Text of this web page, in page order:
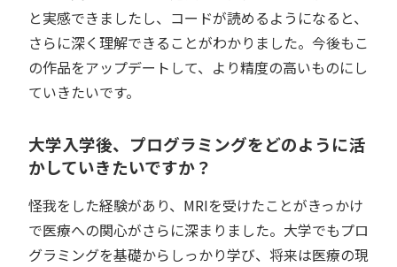
と実感できましたし、コードが読めるようになると、
さらに深く理解できることがわかりました。今後もこ
の作品をアップデートして、より精度の高いものにし
ていきたいです。
大学入学後、プログラミングをどのように活
かしていきたいですか？
怪我をした経験があり、MRIを受けたことがきっかけ
で医療への関心がさらに深まりました。大学でもプロ
グラミングを基礎からしっかり学び、将来は医療の現